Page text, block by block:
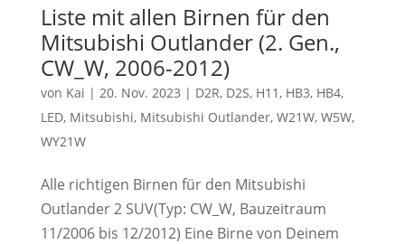
Liste mit allen Birnen für den
Mitsubishi Outlander (2. Gen.,
CW_W, 2006-2012)
von Kai | 20. Nov. 2023 | D2R, D2S, H11, HB3, HB4,
LED, Mitsubishi, Mitsubishi Outlander, W21W, W5W,
WY21W
Alle richtigen Birnen für den Mitsubishi
Outlander 2 SUV(Typ: CW_W, Bauzeitraum
11/2006 bis 12/2012) Eine Birne von Deinem